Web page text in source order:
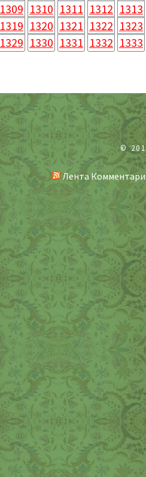
1309 1310 1311 1312 1313
1319 1320 1321 1322 1323
1329 1330 1331 1332 1333
©
Лента